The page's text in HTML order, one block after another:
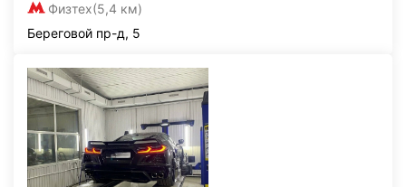
Физтех(5,4 км)
Береговой пр-д, 5